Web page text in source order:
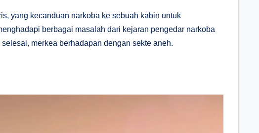
yang kecanduan narkoba ke sebuah kabin untuk
berbagai masalah dari kejaran pengedar narkoba
merkea berhadapan dengan sekte aneh.